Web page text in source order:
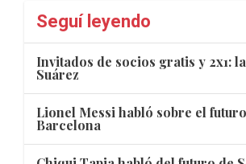
Seguí leyendo
Invitados de socios gratis y 2x1:
Suárez
Lionel Messi habló sobre el
Barcelona